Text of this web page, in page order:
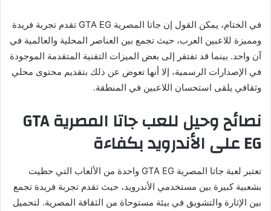
في الختام، يمكن القول إن جاتا المصرية GTA EG تقدم تجربة فريدة
ومميزة للاعبين العرب، حيث تجمع بين العناصر المحلية والعالمية في
آن واحد. بينما قد تفتقر إلى بعض الميزات التقنية المتقدمة الموجودة
في الإصدارات الرسمية، إلا أنها تعوض عن ذلك بتقديم محتوى محلي
وثقافي يلقى استحسان اللاعبين في المنطقة.
نصائح وحيل للعب جاتا المصرية GTA
EG على الأندرويد بكفاءة
تعتبر لعبة جاتا المصرية GTA EG واحدة من الألعاب التي حظيت
بشعبية كبيرة بين مستخدمي الأندرويد، حيث تقدم تجربة فريدة تجمع
بين الإثارة والتشويق في بيئة مستوحاة من الثقافة المصرية. لتحميل